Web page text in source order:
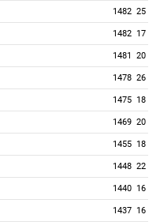
1482 25
1482 17
1481 20
1478 26
1475 18
1469 20
1455 18
1448 22
1440 16
1437 16